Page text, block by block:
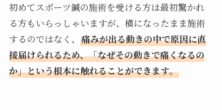
初めてスポーツ鍼の施術を受ける方は最初驚かれ
る方もいらっしゃいますが、横になったまま施術
するのではなく、 痛みが出る動きの中で原因に直
接届けられるため、「なぜその動きで痛くなるの
か」という根本に触れることができます。